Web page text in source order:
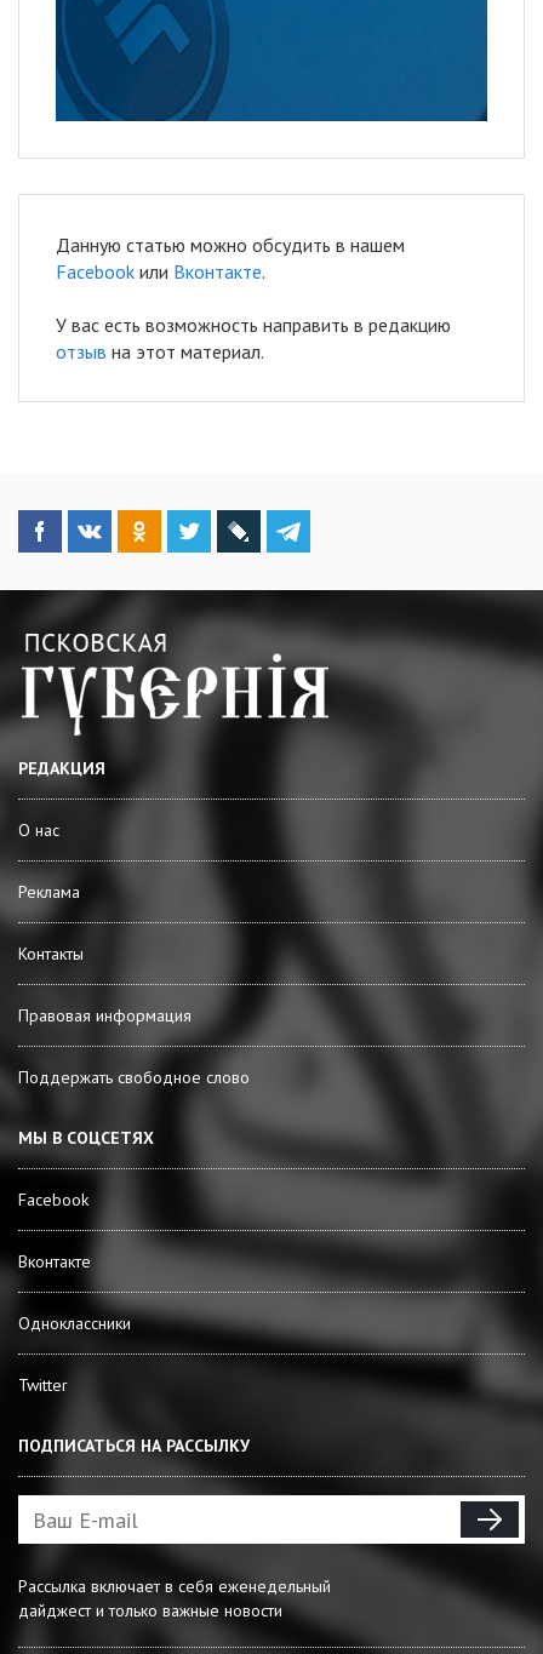
Данную статью можно обсудить в нашем
Facebook или Вконтакте.
У вас есть возможность направить в редакцию
отзыв на этот материал.
РЕДАКЦИЯ
О нас
Реклама
Контакты
Правовая информация
Поддержать свободное слово
МЫ В СОЦСЕТЯХ
Facebook
Вконтакте
Одноклассники
Twitter
ПОДПИСАТЬСЯ НА РАССЫЛКУ
Рассылка включает в себя еженедельный
дайджест и только важные новости